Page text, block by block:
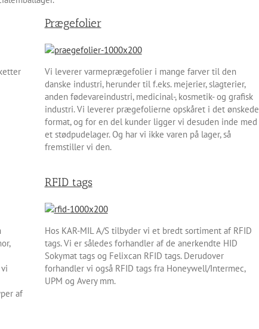
Prægefolier
Vi leverer varmeprægefolier i mange farver til den
danske industri, herunder til f.eks. mejerier, slagterier,
anden fødevareindustri, medicinal-, kosmetik- og grafisk
industri. Vi leverer prægefolierne opskåret i det ønskede
format, og for en del kunder ligger vi desuden inde med
et stødpudelager. Og har vi ikke varen på lager, så
fremstiller vi den.
af
RFID tags
Hos KAR-MIL A/S tilbyder vi et bredt sortiment af RFID
tags. Vi er således forhandler af de anerkendte HID
Sokymat tags og Felixcan RFID tags. Derudover
forhandler vi også RFID tags fra Honeywell/Intermec,
UPM og Avery mm.